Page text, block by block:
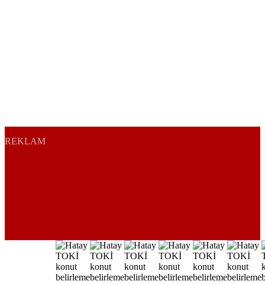
REKLAM